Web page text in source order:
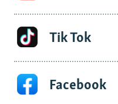
Tik Tok
Facebook